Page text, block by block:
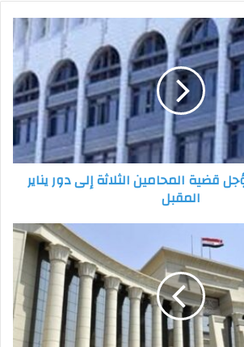
قضية المحامين الثلاثة إلى دور يناير
المقبل